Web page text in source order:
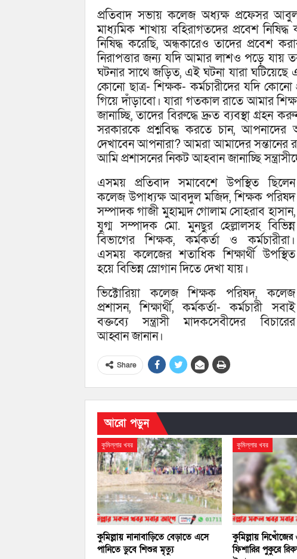
প্রতিবাদ সভায় কলেজ অধ্যক্ষ প্রফেসর
মাধ্যমিক শাখায় বহিরাগতদের প্রবেশ
নিষিদ্ধ করেছি, অন্ধকারেও তাদের প্রবেশ
নিরাপত্তার জন্য যদি আমার লাশও পড়ে যায়
ঘটনার সাথে জড়িত, এই ঘটনা যারা
কোনো ছাত্র- শিক্ষক- কর্মচারীদের যদি
গিয়ে দাঁড়াবো। যারা গতকাল রাতে আমার
জানাচ্ছি, তাদের বিরুদ্ধে দ্রুত ব্যবস্থা গ্রহন
সরকারকে প্রশ্নবিদ্ধ করতে চান,
দেখাবেন আপনারা? আমরা আমাদের সন্তানের
আমি প্রশাসনের নিকট আহবান জানাচ্ছি
এসময় প্রতিবাদ সমাবেশে উপস্থিত ছিলেন
কলেজ উপাধ্যক্ষ আবদুল মজিদ, শিক্ষক পরিষদ
সম্পাদক গাজী মুহাম্মদ গোলাম সোহরাব হাসান,
যুগ্ম সম্পাদক মো. মুনছুর হেল্লালসহ বিভিন্ন
বিভাগের শিক্ষক, কর্মকর্তা ও কর্মচারীরা।
এসময় কলেজের শতাধিক শিক্ষার্থী উপস্থিত
হয়ে বিভিন্ন স্লোগান দিতে দেখা যায়।
ভিক্টোরিয়া কলেজ শিক্ষক পরিষদ, কলেজ
প্রশাসন, শিক্ষার্থী, কর্মকর্তা- কর্মচারী সবাই
বক্তব্যে সন্ত্রাসী মাদকসেবীদের বিচারের
আহ্বান জানান।
Share
আরো পড়ুন
কুমিল্লার খবর
কুমিল্লায় নানাবাড়িতে বেড়াতে এসে
পানিতে ডুবে শিশুর মৃত্যু
কুমিল্লার খবর
কুমিল্লায়
ফিশারির পুকুরে